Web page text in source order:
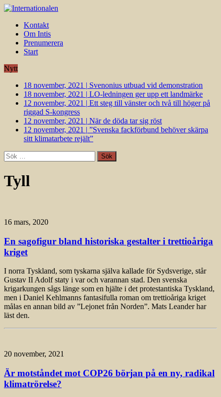
Kontakt
Om Intis
Prenumerera
Start
Nytt
18 november, 2021 | Svenonius utbuad vid demonstration
18 november, 2021 | LO-ledningen ger upp ett landmärke
12 november, 2021 | Ett steg till vänster och två till höger på
riggad S-kongress
12 november, 2021 | När de döda tar sig röst
12 november, 2021 | ”Svenska fackförbund behöver skärpa
sitt klimatarbete rejält”
Sök
efter:
Tyll
16 mars, 2020
En sagofigur bland historiska gestalter i trettioåriga
kriget
I norra Tyskland, som tyskarna själva kallade för Sydsverige, står
Gustav II Adolf staty i var och varannan stad. Den svenska
krigarkungen sågs länge som en hjälte i det protestantiska Tyskland,
men i Daniel Kehlmanns fantasifulla roman om trettioåriga kriget
målas en annan bild av ”Lejonet från Norden”. Mats Leander har
läst den.
20 november, 2021
Är motståndet mot COP26 början på en ny, radikal
klimatrörelse?